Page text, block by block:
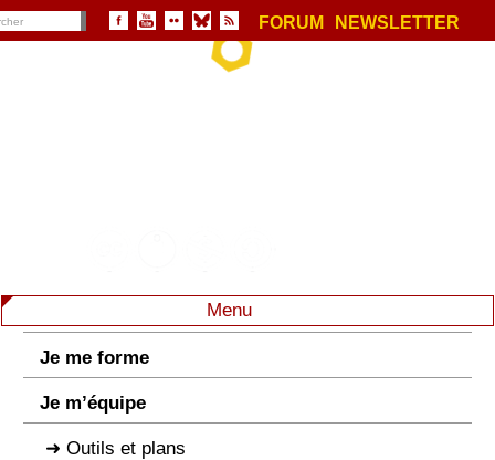
FORUM NEWSLETTER
Menu
Je me forme
Je m’équipe
Outils et plans